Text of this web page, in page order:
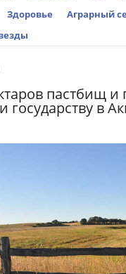
Здоровье Аграрный
пастбищ и
государству в